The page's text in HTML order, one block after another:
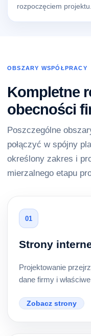
rozpoczęciem projektu.
OBSZARY WSPÓŁPRACY
Kompletne
obecności
Poszczególne
połączyć w spójny
określony zakres i
mierzalnego etapu
01
Strony
Projektowanie
dane firmy i
Zobacz strony